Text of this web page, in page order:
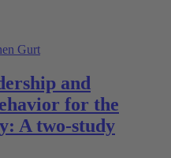
Gurt
and
for the
A two-study